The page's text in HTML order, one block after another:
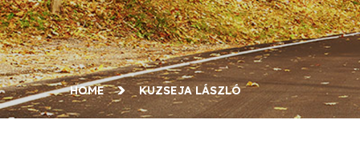
HOME KUZSEJA LÁSZLÓ